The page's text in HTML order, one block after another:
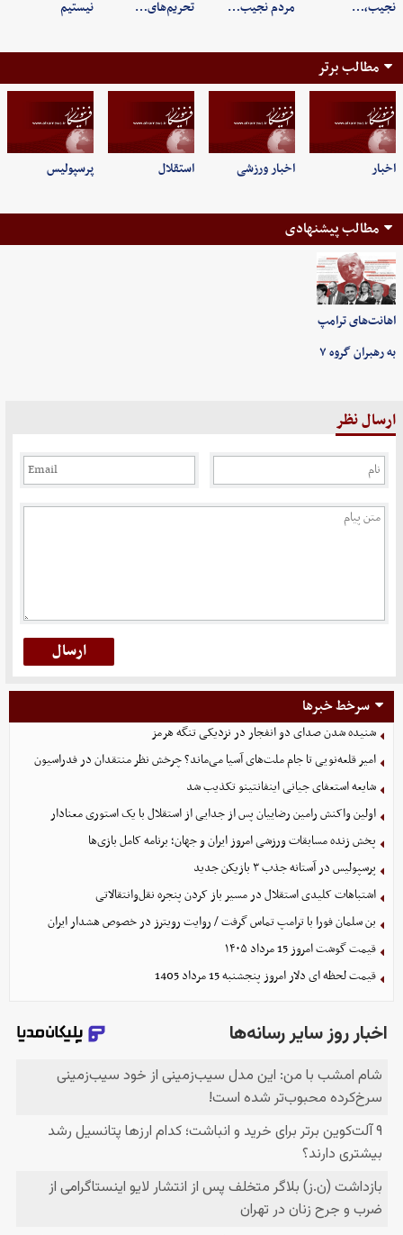
نجیب،… مردم نجیب… تحریم‌های… نیستیم
مطالب برتر
اخبار اخبار ورزشی استقلال پرسپولیس
مطالب پیشنهادی
اهانت‌های ترامپ
به رهبران گروه ۷
ارسال نظر
سرخط خبرها
شنیده شدن صدای دو انفجار در نزدیکی تنگه هرمز
امیر قلعه‌نویی تا جام ملت‌های آسیا می‌ماند؟ چرخش نظر منتقدان در فدراسیون
شایعه استعفای جیانی اینفانتینو تکذیب شد
اولین واکنش رامین رضاییان پس از جدایی از استقلال با یک استوری معنادار
پخش زنده مسابقات ورزشی امروز ایران و جهان؛ برنامه کامل بازی‌ها
پرسپولیس در آستانه جذب ۳ بازیکن جدید
اشتباهات کلیدی استقلال در مسیر باز کردن پنجره نقل‌وانتقالاتی
بن سلمان فورا با ترامپ تماس گرفت / روایت رویترز در خصوص هشدار ایران
قیمت گوشت امروز 15 مرداد ۱۴۰۵
قیمت لحظه ای دلار امروز پنجشنبه 15 مرداد 1405